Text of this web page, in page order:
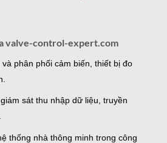
valve-control-expert.com
phân phối cảm biến, thiết bị đo
sát thu nhập dữ liệu, truyền
thống nhà thông minh trong công